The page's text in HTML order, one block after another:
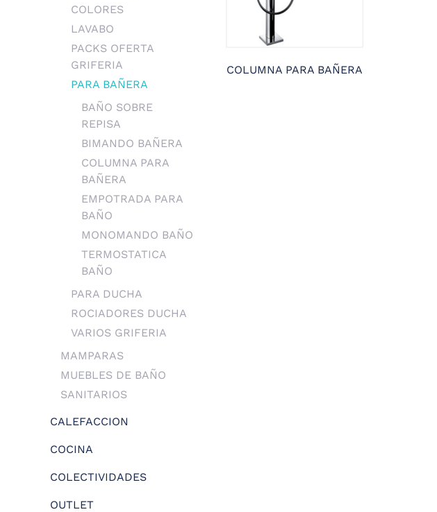
COLORES
LAVABO
PACKS OFERTA
GRIFERIA
PARA BAÑERA
BAÑO SOBRE
REPISA
BIMANDO BAÑERA
COLUMNA PARA
BAÑERA
EMPOTRADA PARA
BAÑO
MONOMANDO BAÑO
TERMOSTATICA
BAÑO
PARA DUCHA
ROCIADORES DUCHA
VARIOS GRIFERIA
MAMPARAS
MUEBLES DE BAÑO
SANITARIOS
CALEFACCION
COCINA
COLECTIVIDADES
OUTLET
COLUMNA PARA BAÑERA